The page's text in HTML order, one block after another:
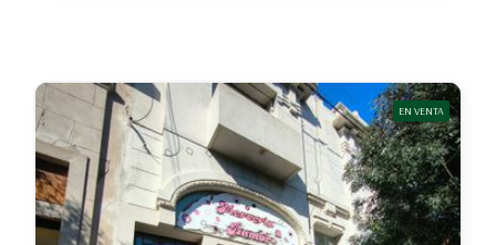
EN VENTA